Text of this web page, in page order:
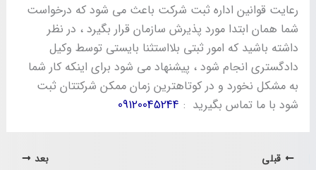
رعایت قوانین اداره ثبت شرکت باعث می شود که درخواست
شما همان ابتدا مورد پذیرش سازمان قرار بگیرد ، در نظر
داشته باشید که امور ثبتی بلااستثنا بایستی توسط وکیل
دادگستری انجام شود ، پیشنهاد می شود برای اینکه کار شما
به مشکل نخورد و در کوتاهترین زمان ممکن شرکتتان ثبت
شود با ما تماس بگیرید :
قبلی بعد